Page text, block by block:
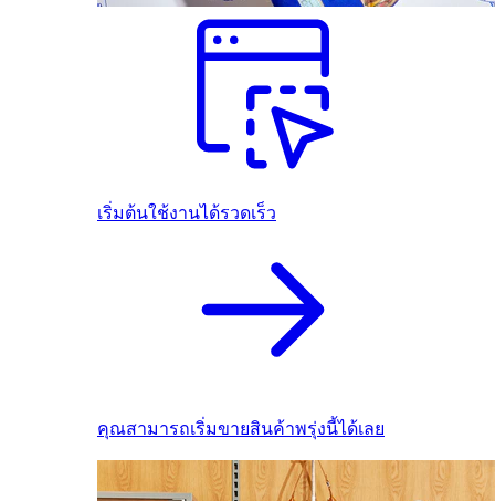
เริ่มต้นใช้งานได้รวดเร็ว
คุณสามารถเริ่มขายสินค้าพรุ่งนี้ได้เลย